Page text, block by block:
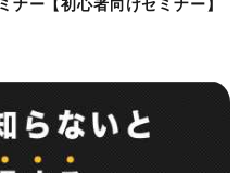
ナー【初心者向けセミナー】